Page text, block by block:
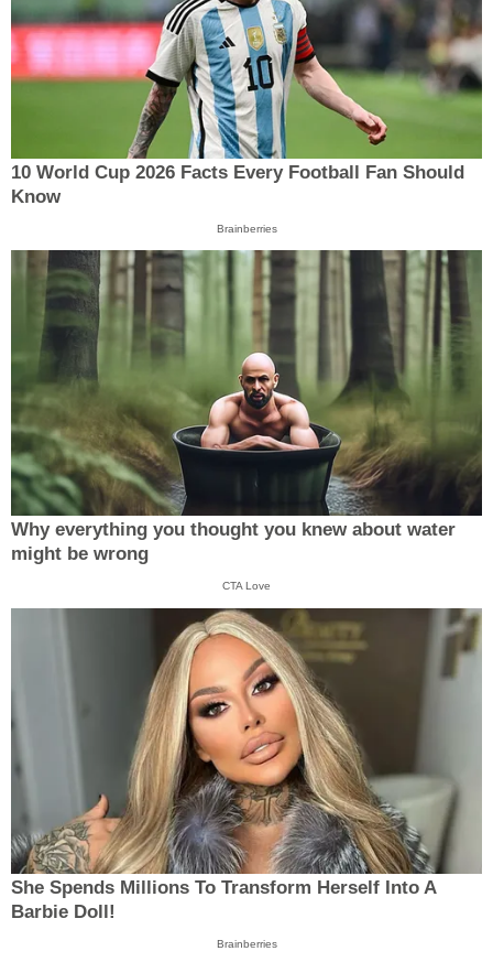
10 World Cup 2026 Facts Every Football Fan Should
Know
Brainberries
Why everything you thought you knew about water
might be wrong
CTA Love
She Spends Millions To Transform Herself Into A
Barbie Doll!
Brainberries